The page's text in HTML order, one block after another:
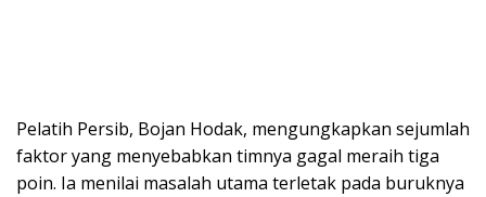
Pelatih Persib, Bojan Hodak, mengungkapkan sejumlah
faktor yang menyebabkan timnya gagal meraih tiga
poin. Ia menilai masalah utama terletak pada buruknya